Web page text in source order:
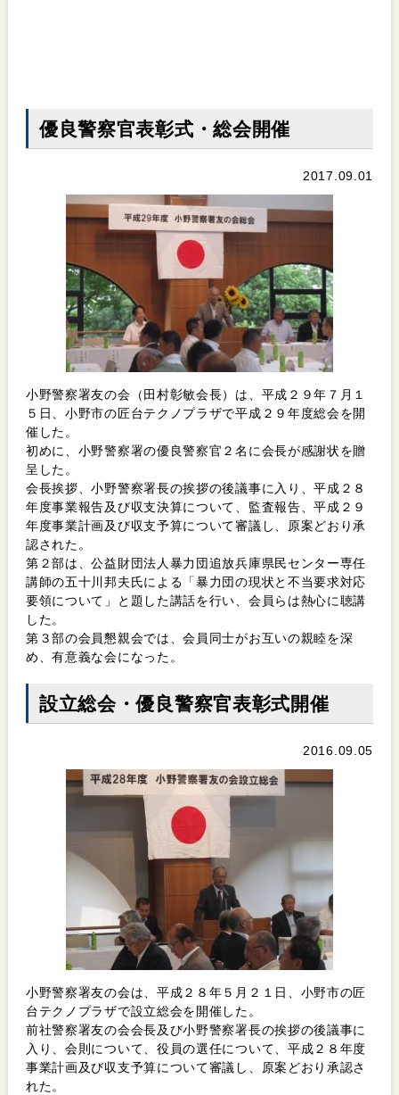
優良警察官表彰式・総会開催
2017.09.01
小野警察署友の会（田村彰敏会長）は、平成２９年７月１
５日、小野市の匠台テクノプラザで平成２９年度総会を開
催した。
初めに、小野警察署の優良警察官２名に会長が感謝状を贈
呈した。
会長挨拶、小野警察署長の挨拶の後議事に入り、平成２８
年度事業報告及び収支決算について、監査報告、平成２９
年度事業計画及び収支予算について審議し、原案どおり承
認された。
第２部は、公益財団法人暴力団追放兵庫県民センター専任
講師の五十川邦夫氏による「暴力団の現状と不当要求対応
要領について」と題した講話を行い、会員らは熱心に聴講
した。
第３部の会員懇親会では、会員同士がお互いの親睦を深
め、有意義な会になった。
設立総会・優良警察官表彰式開催
2016.09.05
小野警察署友の会は、平成２８年５月２１日、小野市の匠
台テクノプラザで設立総会を開催した。
前社警察署友の会会長及び小野警察署長の挨拶の後議事に
入り、会則について、役員の選任について、平成２８年度
事業計画及び収支予算について審議し、原案どおり承認さ
れた。